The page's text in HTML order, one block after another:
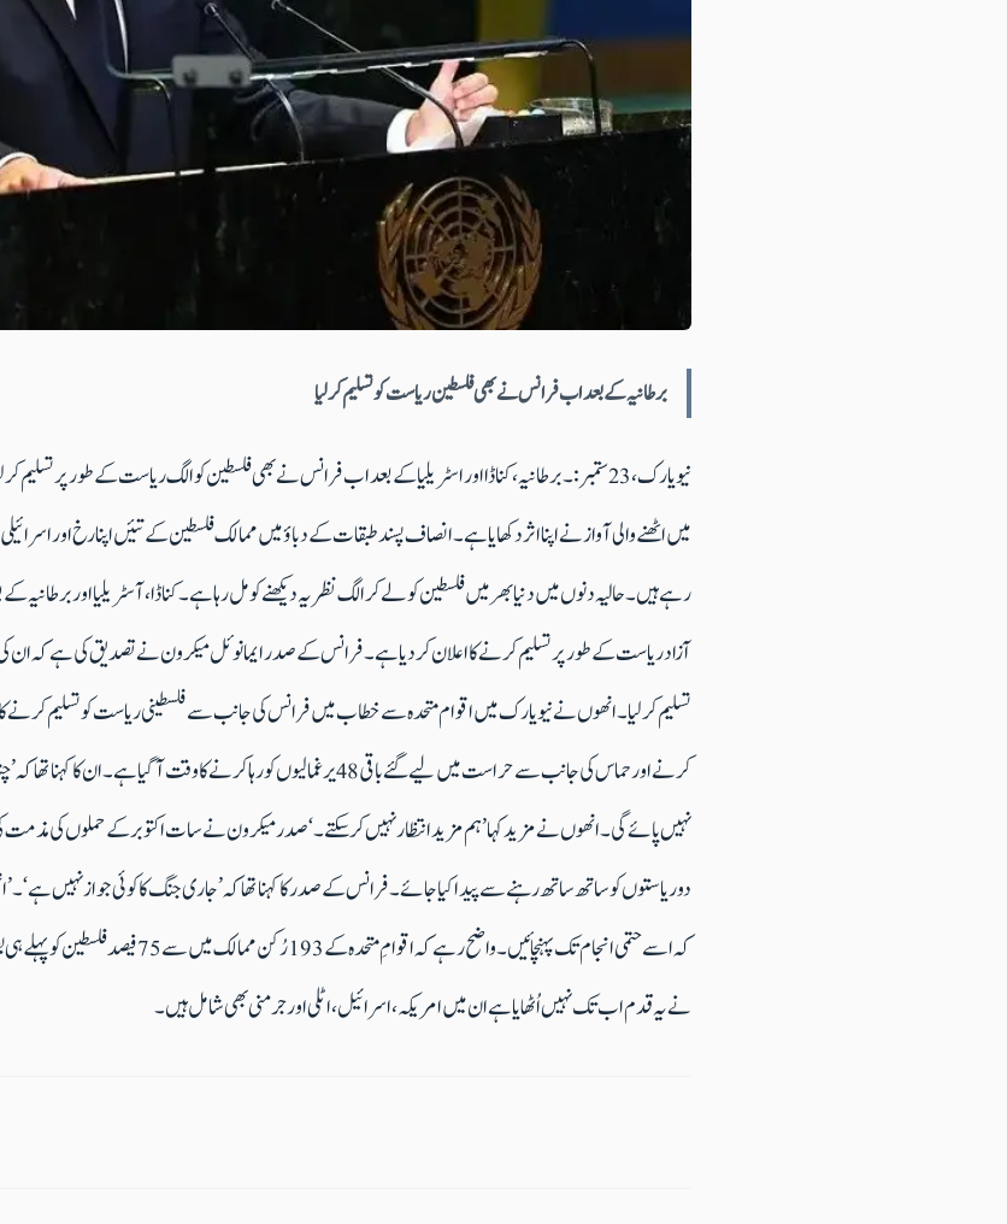
برطانیہ کے بعد اب فرانس نے بھی فلسطین ریاست کو تسلیم کرلیا
نیو یارک ،23 ستمبر :۔ برطانیہ ،کناڈا اور اسٹریلیا کے بعد اب فرانس نے بھی فلسطین کو الگ ریاست کے طور پر
میں اٹھنے والی آواز نے اپنا اثر دکھایا ہے ۔ انصاف پسند طبقات کے دباؤ میں ممالک فلسطین کے تئیں اپنا رخ اور
رہے ہیں ۔حالیہ دنوں میں دنیا بھر میں فلسطین کو لے کر الگ نظریہ دیکھنے کو مل رہا ہے۔کناڈا ،آسٹریلیا اور
آزاد ریاست کے طور پر تسلیم کرنے کا اعلان کر دیا ہے۔فرانس کے صدر ایمانوئل میکرون نے تصدیق کی ہے کہ ان
تسلیم کرلیا۔انھوں نے نیویارک میں اقوام متحدہ سے خطاب میں فرانس کی جانب سے فلسطینی ریاست کو تسلیم کرنے
کرنے اور حماس کی جانب سے حراست میں لیے گئے باقی 48 یرغمالیوں کو رہا کرنے کا وقت
نہیں پائے گی ۔انھوں نے مزید کہا ’ہم مزید انتظار نہیں کر سکتے۔‘صدر میکرون نے سات اکتوبر کے حملوں کی مذمت
دو ریاستوں کو ساتھ ساتھ رہنے سے پیدا کیا جائے۔فرانس کے صدر کا کہنا تھا کہ ’جاری جنگ کا کوئی جواز نہیں ہے‘۔
کہ اسے حتمی انجام تک پہنچائیں ۔واضح رہے کہ
نے یہ قدم اب تک نہیں اُٹھایا ہے ان میں امریکہ، اسرائیل، اٹلی اور جرمنی بھی شامل ہیں۔